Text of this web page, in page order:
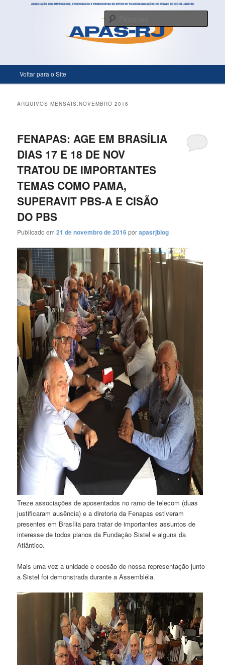
Só mais um site WordPress
Pular para o conteúdo principal
Pular para o conteúdo secundário
Voltar para o Site
ARQUIVOS MENSAIS:NOVEMBRO 2016
FENAPAS: AGE EM BRASÍLIA
DIAS 17 E 18 DE NOV
TRATOU DE IMPORTANTES
TEMAS COMO PAMA,
SUPERAVIT PBS-A E CISÃO
DO PBS
Publicado em21 de novembro de 2016porapasrjblog
Treze associações de aposentados no ramo de telecom (duas
justificaram ausência) e a diretoria da Fenapas estiveram
presentes em Brasília para tratar de importantes assuntos de
interesse de todos planos da Fundação Sistel e alguns da
Atlântico.
Mais uma vez a unidade e coesão de nossa representação junto
a Sistel foi demonstrada durante a Assembléia.